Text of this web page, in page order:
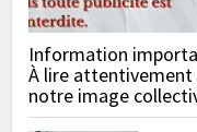
Information
À lire
notre image